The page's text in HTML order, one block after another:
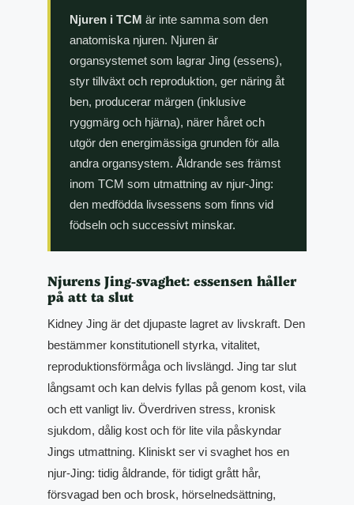
Njuren i TCM är inte samma som den
anatomiska njuren. Njuren är
organsystemet som lagrar Jing (essens),
styr tillväxt och reproduktion, ger näring åt
ben, producerar märgen (inklusive
ryggmärg och hjärna), närer håret och
utgör den energimässiga grunden för alla
andra organsystem. Åldrande ses främst
inom TCM som utmattning av njur-Jing:
den medfödda livsessens som finns vid
födseln och successivt minskar.
Njurens Jing-svaghet: essensen håller
på att ta slut
Kidney Jing är det djupaste lagret av livskraft. Den
bestämmer konstitutionell styrka, vitalitet,
reproduktionsförmåga och livslängd. Jing tar slut
långsamt och kan delvis fyllas på genom kost, vila
och ett vanligt liv. Överdriven stress, kronisk
sjukdom, dålig kost och för lite vila påskyndar
Jings utmattning. Kliniskt ser vi svaghet hos en
njur-Jing: tidig åldrande, för tidigt grått hår,
försvagad ben och brosk, hörselnedsättning,